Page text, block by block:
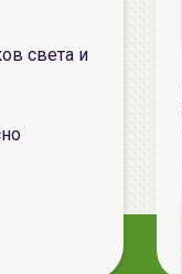
света и